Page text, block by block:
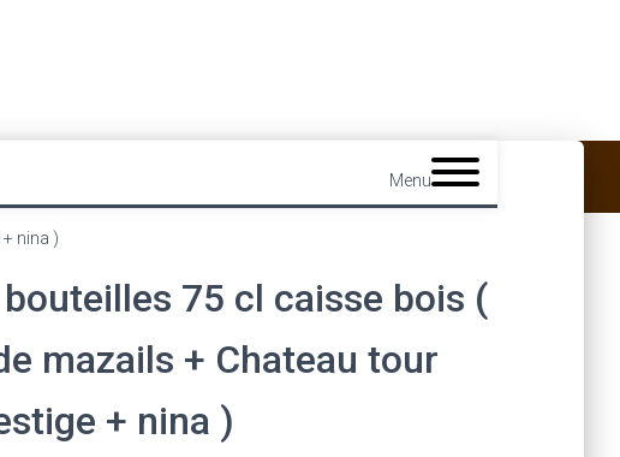
Menu
nina )
75 cl caisse bois (
mazails + Chateau tour
+ nina )